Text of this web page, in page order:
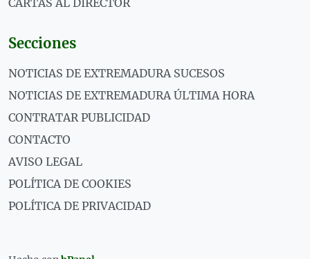
CARTAS AL DIRECTOR
Secciones
NOTICIAS DE EXTREMADURA SUCESOS
NOTICIAS DE EXTREMADURA ÚLTIMA HORA
CONTRATAR PUBLICIDAD
CONTACTO
AVISO LEGAL
POLÍTICA DE COOKIES
POLÍTICA DE PRIVACIDAD